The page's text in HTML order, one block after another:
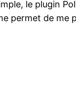
le plugin
permet de me